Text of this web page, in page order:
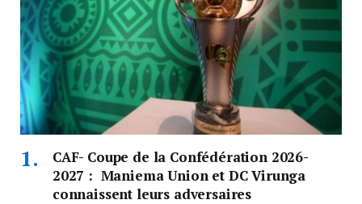
CAF- Coupe de la Confédération 2026-
2027 : Maniema Union et DC Virunga
connaissent leurs adversaires